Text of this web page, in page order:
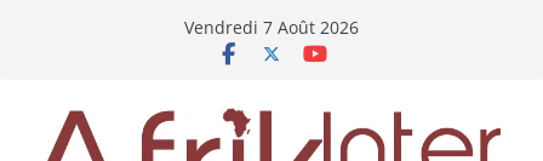
Vendredi 7 Août 2026